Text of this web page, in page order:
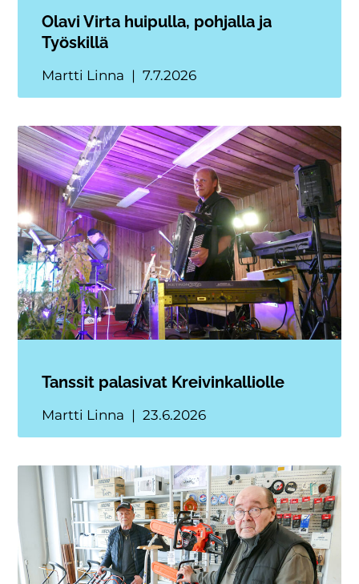
Olavi Virta huipulla, pohjalla ja
Työskillä
Martti Linna 7.7.2026
Tanssit palasivat Kreivinkalliolle
Martti Linna 23.6.2026